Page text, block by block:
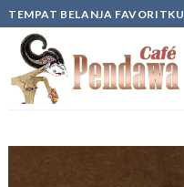
TEMPAT BELANJA FAVORITKU